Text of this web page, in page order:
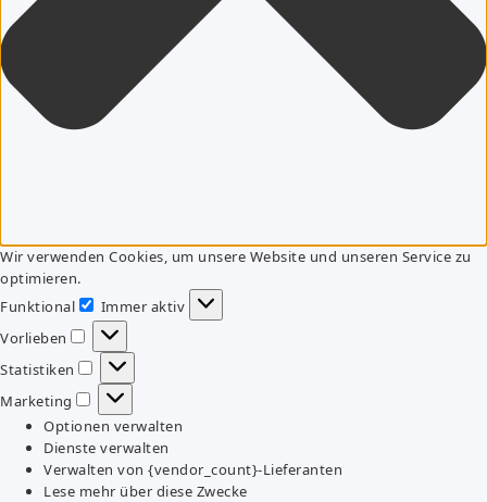
Wir verwenden Cookies, um unsere Website und unseren Service zu
optimieren.
Funktional
Funktional
Immer aktiv
Vorlieben
Vorlieben
Statistiken
Statistiken
Marketing
Marketing
Optionen verwalten
Dienste verwalten
Verwalten von {vendor_count}-Lieferanten
Lese mehr über diese Zwecke